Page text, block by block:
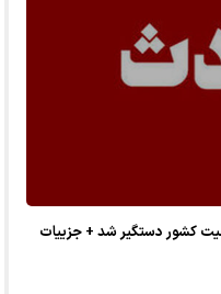
کشور دستگیر شد + جزییات